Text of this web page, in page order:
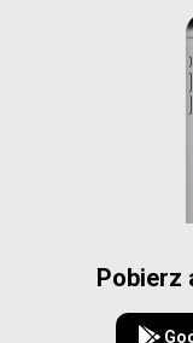
Pobierz